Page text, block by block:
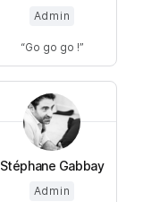
Admin
Go go go !
Stéphane Gabbay
Admin